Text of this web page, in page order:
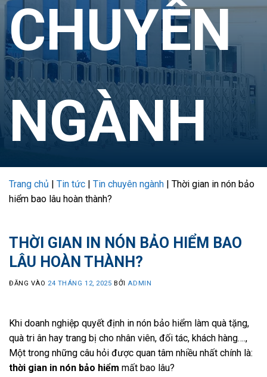
CHUYÊN
NGÀNH
Trang chủ | Tin tức | Tin chuyên ngành | Thời gian in nón bảo
hiểm bao lâu hoàn thành?
THỜI GIAN IN NÓN BẢO HIỂM BAO
LÂU HOÀN THÀNH?
ĐĂNG VÀO 24 THÁNG 12, 2025 BỞI ADMIN
Khi doanh nghiệp quyết định in nón bảo hiểm làm quà tặng,
quà tri ân hay trang bị cho nhân viên, đối tác, khách hàng….,
Một trong những câu hỏi được quan tâm nhiều nhất chính là:
thời gian in nón bảo hiểm mất bao lâu?